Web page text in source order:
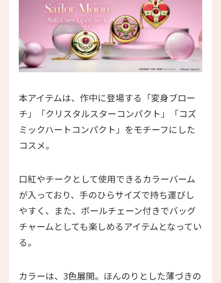
本アイテムは、作中に登場する「変身ブロー
チ」「クリスタルスターコンパクト」「コズ
ミックハートコンパクト」をモチーフにした
コスメ。
口紅やチークとして使用できるカラーバーム
が入っており、手のひらサイズで持ち運びし
やすく、また、ボールチェーン付きでバッグ
チャームとしても楽しめるアイテムとなってい
る。
カラーは、3色展開。ほんのりとした薄づきの